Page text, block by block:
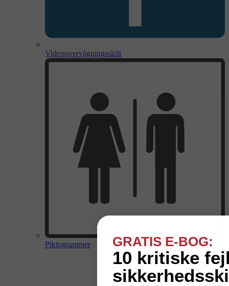
Videoovervågningsskilt
Piktogrammer GRATIS E-BOG:
10 kritiske